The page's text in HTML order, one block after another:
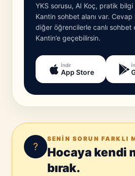
YKS sorusu, AI Koç, pratik bilgi
Kantin sohbet alanı var.
diğer öğrencilerle canlı sohbet
Kantin’e geçebilirsin.
İndir
App Store
?
SENIN SORUN FARKLI
Hocaya kendi
bırak.